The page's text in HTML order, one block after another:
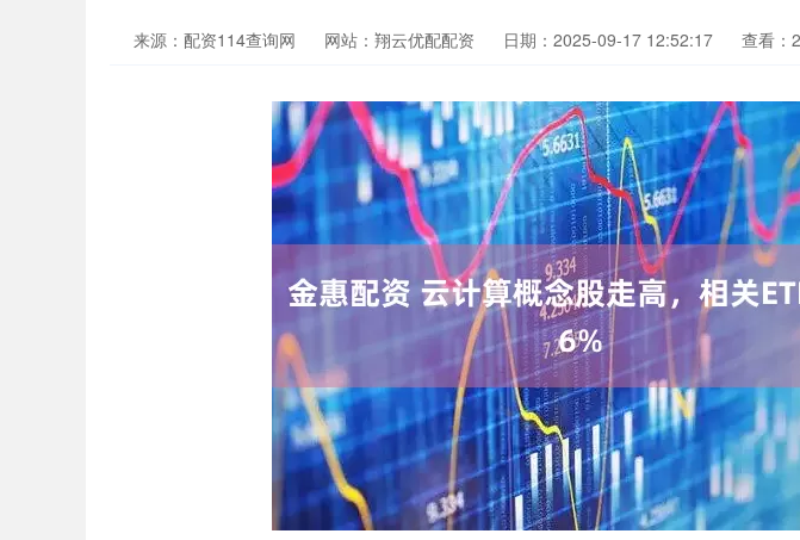
来源：配资114查询网 网站：翔云优配配资 日期：2025-09-17 12:52:17 查看：